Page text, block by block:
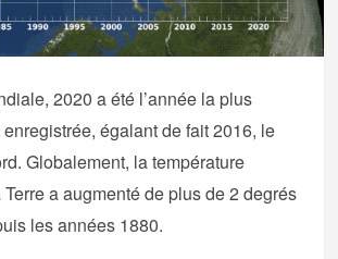
2020 a été l’année la plus
égalant de fait 2016, le
Globalement, la température
a augmenté de plus de 2 degrés
les années 1880.